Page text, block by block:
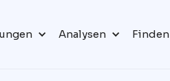
Analysen Finden